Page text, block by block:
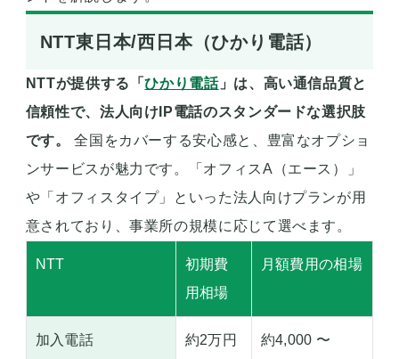
NTT東日本/西日本（ひかり電話）
NTTが提供する「ひかり電話」は、高い通信品質と
信頼性で、法人向けIP電話のスタンダードな選択肢
です。
全国をカバーする安心感と、豊富なオプショ
ンサービスが魅力です。「オフィスA（エース）」
や「オフィスタイプ」といった法人向けプランが用
意されており、事業所の規模に応じて選べます。
NTT
初期費
用相場
月額費用の相場
加入電話 約2万円
約4,000 〜